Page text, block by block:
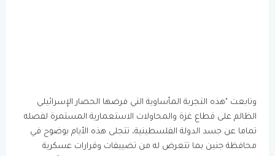
وتابعت "هذه التجربة المأساوية التي فرضها الحصار الإسرائيلي
الظالم على قطاع غزة والمحاولات الاستعمارية المستمرة لفصله
تماما عن جسد الدولة الفلسطينية، تتجلى هذه الأيام بوضوح في
محافظة جنين بما تتعرض له من تضييقات وقرارات عسكرية